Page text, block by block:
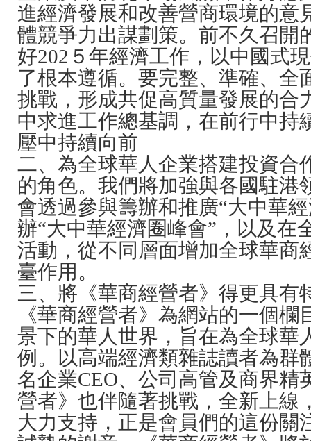
進經濟發展和改善營商環境的意
體競爭力出謀劃策。前不久召開
好202５年經濟工作，以中國式
了根本遵循。要完整、準確、全
挑戰，形成共促高質量發展的合
中求進工作總基調，在前行中持
壓中持續向前
二、為全球華人企業搭建投資合
的角色。我們將加強與各國駐港
會透過參與籌辦和推廣“大中華
辦“大中華經濟圈峰會”，以及在
活動，從不同層面增加全球華商
臺作用。
三、將《華商經營者》得更具有
《華商經營者》為網站的一個
景下的華人世界，旨在為全球華
例。
以高端經濟類雜誌讀者為
名企業CEO、公司高管及商界
營者》也伴隨著挑戰，全新上線
大力支持，正是會員們的這份關